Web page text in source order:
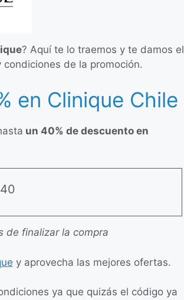
? Aquí te lo traemos y te damos el
de la promoción.
en Clinique Chile
un 40% de descuento en
de finalizar la compra
y aprovecha las mejores ofertas.
ya que quizás el código ya